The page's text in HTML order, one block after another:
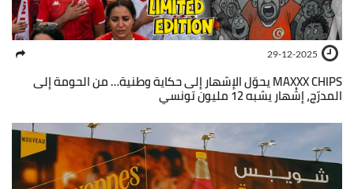
29-12-2025
MAXXX CHIPS يحوّل الإشهار إلى حكاية وطنية… من الحومة إلى
المدرّج، إشْهار يشبه 12 مليون تونسي